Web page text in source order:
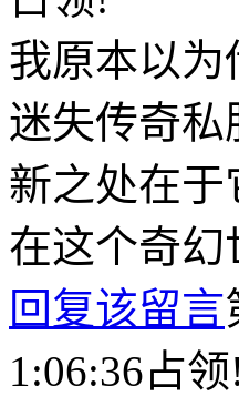
我原本以
迷失传奇
新之处在
在这个奇幻
回复该留言
1:06:36占领!